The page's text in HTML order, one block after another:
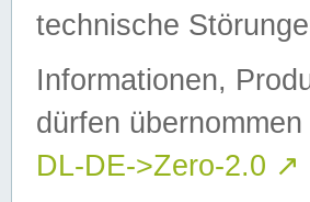
technische
Informationen,
dürfen
DL-DE->Zero-2.0 ↗